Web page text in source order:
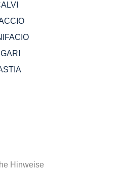
Hinweise